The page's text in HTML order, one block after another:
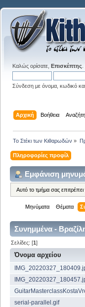
Καλώς ορίσατε, Επισκέπτης
Σύνδεση με όνομα, κωδικό
Αρχική Βοήθεια
Το Στέκι των Κιθαρωδών »
Πληροφορίες προφίλ
Εμφάνιση
Αυτό το τμήμα σας
Μηνύματα Θέματα
Συνημμένα -
Σελίδες: [1]
Όνομα αρχείου
serial-parallel.gif